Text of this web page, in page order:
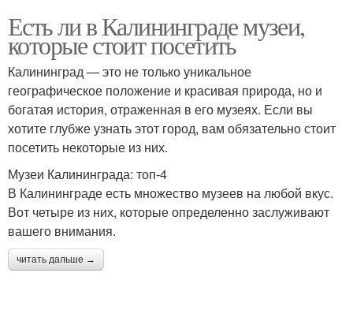
Есть ли в Калининграде музеи,
которые стоит посетить
Калининград — это не только уникальное
географическое положение и красивая природа, но и
богатая история, отраженная в его музеях. Если вы
хотите глубже узнать этот город, вам обязательно стоит
посетить некоторые из них.
Музеи Калининграда: топ-4
В Калининграде есть множество музеев на любой вкус.
Вот четыре из них, которые определенно заслуживают
вашего внимания.
читать дальше →